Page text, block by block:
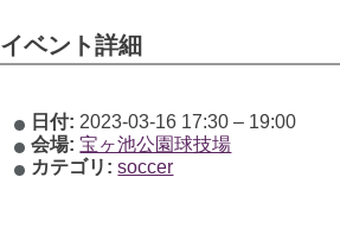
イベント詳細
日付: 2023-03-16 17:30 – 19:00
会場: 宝ヶ池公園球技場
カテゴリ: soccer